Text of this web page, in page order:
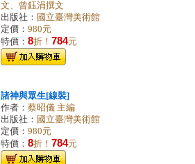
文、曾鈺涓撰文
出版社： 國立臺灣美術館
定價： 980元
特價： 8折！ 784元
諸神與眾生[線裝]
作者： 蔡昭儀 主編
出版社： 國立臺灣美術館
定價： 980元
特價： 8折！ 784元